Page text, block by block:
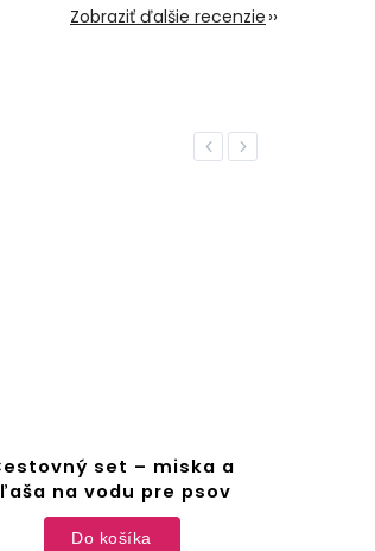
Zobraziť ďalšie recenzie
Previous
set – miska a
na vodu pre psov
Do košíka
Next